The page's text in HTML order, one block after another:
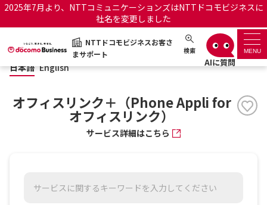
2025年7月より、NTTコミュニケーションズはNTTドコモビジネスに
社名を変更しました
NTTドコモビジネスお客さ
まサポート
検索 MENU
NTTドコモビジネスお客さまサポート 日本語 English
サポートトップ
サービス名から探す
日本語 English
オフィスリンク＋（Phone Appli for
オフィスリンク）
サービス詳細はこちら